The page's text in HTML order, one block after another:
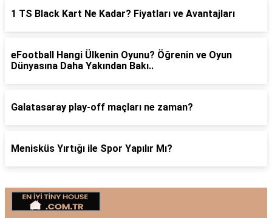
1 TS Black Kart Ne Kadar? Fiyatları ve Avantajları
eFootball Hangi Ülkenin Oyunu? Öğrenin ve Oyun
Dünyasına Daha Yakından Bakı..
Galatasaray play-off maçları ne zaman?
Menisküs Yırtığı ile Spor Yapılır Mı?